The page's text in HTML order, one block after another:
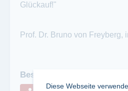
Glückauf!"
Prof. Dr. Bruno von Freyberg,
Bestellen Sie hier:
Diese Webseite